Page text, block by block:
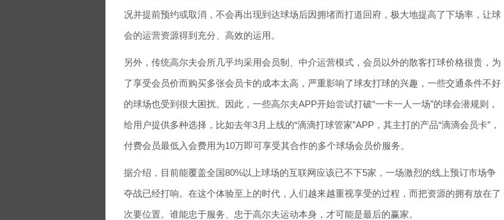
况并提前预约或取消，不会再出现到达球场后因拥堵而打道回府，极大地提高了下场率，让球
会的运营资源得到充分、高效的运用。
另外，传统高尔夫会所几乎均采用会员制、中介运营模式，会员以外的散客打球价格很贵，为
了享受会员价而购买多张会员卡的成本太高，严重影响了球友打球的兴趣，一些交通条件不好
的球场也受到很大困扰。因此，一些高尔夫APP开始尝试打破“一卡一人一场”的球会潜规则，
给用户提供多种选择，比如去年3月上线的“滴滴打球管家”APP，其主打的产品“滴滴会员卡”，
付费会员最低入会费用为10万即可享受其合作的多个球场会员价服务。
据介绍，目前能覆盖全国80%以上球场的互联网应该已不下5家，一场激烈的线上预订市场争
夺战已经打响。在这个体验至上的时代，人们越来越重视享受的过程，而把资源的拥有放在了
次要位置。谁能忠于服务、忠于高尔夫运动本身，才可能是最后的赢家。